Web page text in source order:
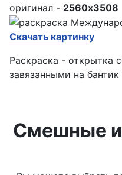
оригинал - 2560x3508
Скачать картинку
Раскраска - открытка
завязанными на
Смешные и